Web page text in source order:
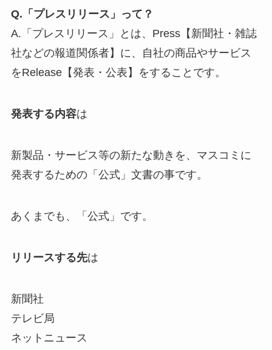
Q.「プレスリリース」って？
A.「プレスリリース」とは、Press【新聞社・雑誌
社などの報道関係者】に、自社の商品やサービス
をRelease【発表・公表】をすることです。
発表する内容は
新製品・サービス等の新たな動きを、マスコミに
発表するための「公式」文書の事です。
あくまでも、「公式」です。
リリースする先は
新聞社
テレビ局
ネットニュース